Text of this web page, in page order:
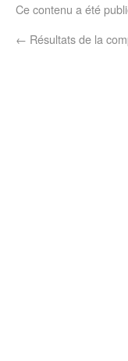
Ce contenu a été
← Résultats de la